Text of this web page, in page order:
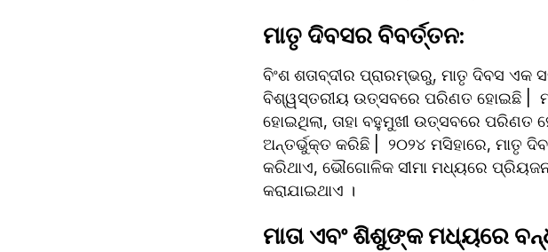
ମାତୃ ଦିବସର ବିବର୍ତ୍ତନ:
ବିଂଶ ଶତାବ୍ଦୀର ପ୍ରାରମ୍ଭରୁ, ମାତୃ ଦିବସ
ବିଶ୍ୱସ୍ତରୀୟ ଉତ୍ସବରେ ପରିଣତ ହୋଇଛି |
ହୋଇଥିଲା, ତାହା ବହୁମୁଖୀ ଉତ୍ସବରେ ପରିଣତ
ଅନ୍ତର୍ଭୁକ୍ତ କରିଛି |  ୨୦୨୪ ମସିହାରେ,
କରିଥାଏ, ଭୌଗୋଳିକ ସୀମା ମଧ୍ୟରେ
କରାଯାଇଥାଏ ।
ମାତା ଏବଂ ଶିଶୁଙ୍କ ମଧ୍ୟରେ